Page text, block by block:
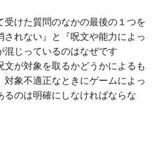
けた質問のなかの最後の１つを
れない』と『呪文や能力によっ
混じっているのはなぜです
が対象を取るかどうかによるも
象不適正なときにゲームによっ
るのは明確にしなければならな